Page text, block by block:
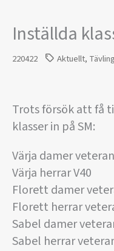
Inställda
220422 Aktuellt, Tävling
Trots försök att få
klasser in på SM:
Värja damer
Värja herrar V40
Florett damer
Florett herrar
Sabel damer
Sabel herrar